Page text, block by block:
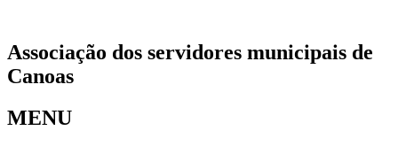
Associação dos servidores municipais de
Canoas
MENU